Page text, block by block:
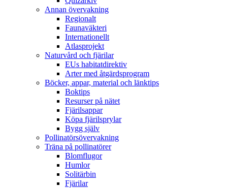
Annan övervakning
Regionalt
Faunaväkteri
Internationellt
Atlasprojekt
Naturvård och fjärilar
EUs habitatdirektiv
Arter med åtgärdsprogram
Böcker, appar, material och länktips
Boktips
Resurser på nätet
Fjärilsappar
Köpa fjärilsprylar
Bygg själv
Pollinatörsövervakning
Träna på pollinatörer
Blomflugor
Humlor
Solitärbin
Fjärilar